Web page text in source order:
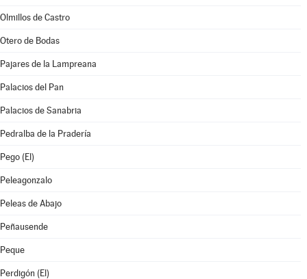
Olmillos de Castro
Otero de Bodas
Pajares de la Lampreana
Palacios del Pan
Palacios de Sanabria
Pedralba de la Pradería
Pego (El)
Peleagonzalo
Peleas de Abajo
Peñausende
Peque
Perdigón (El)